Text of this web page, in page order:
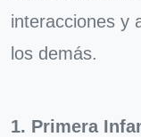
interacciones y
los demás.
1. Primera